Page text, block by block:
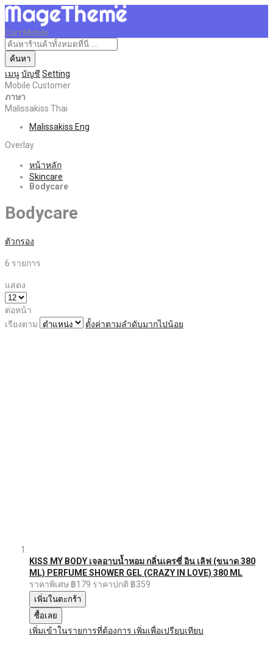
Cart Mobile
ค้นหา
เมนูบัญชี Setting
Mobile Customer
ภาษา
Malissakiss Thai
Malissakiss Eng
Overlay
หน้าหลัก
Skincare
Bodycare
Bodycare
ตัวกรอง
6 รายการ
แสดง
ต่อหน้า
เรียงตาม
ตั้งค่าตามลำดับมากไปน้อย
KISS MY BODY เจลอาบน้ำหอม กลิ่นเครซี่ อิน เลิฟ (ขนาด 380
ML) PERFUME SHOWER GEL (CRAZY IN LOVE) 380 ML
ราคาพิเศษ ฿179 ราคาปกติ ฿359
เพิ่มในตะกร้า
ซื้อเลย
เพิ่มเข้าในรายการที่ต้องการ เพิ่มเพื่อเปรียบเทียบ